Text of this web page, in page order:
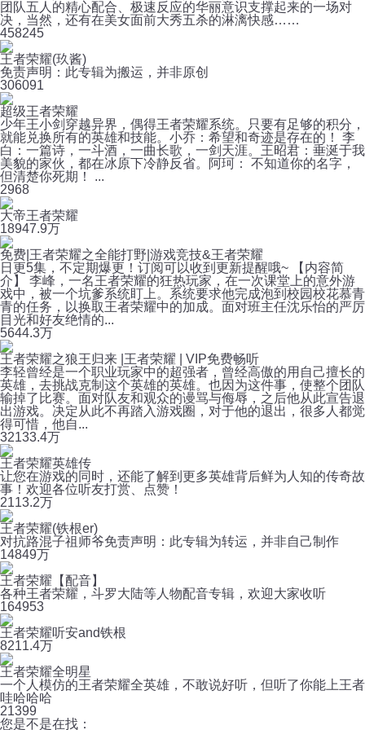
团队五人的精心配合、极速反应的华丽意识支撑起来的一场对
决，当然，还有在美女面前大秀五杀的淋漓快感……
458245
王者荣耀(玖酱)
免责声明：此专辑为搬运，并非原创
306091
超级王者荣耀
少年王小剑穿越异界，偶得王者荣耀系统。只要有足够的积分，
就能兑换所有的英雄和技能。小乔：希望和奇迹是存在的！ 李
白：一篇诗，一斗酒，一曲长歌，一剑天涯。王昭君：垂涎于我
美貌的家伙，都在冰原下冷静反省。阿珂： 不知道你的名字，
但清楚你死期！ ...
2968
大帝王者荣耀
18947.9万
免费|王者荣耀之全能打野|游戏竞技&王者荣耀
日更5集，不定期爆更！订阅可以收到更新提醒哦~ 【内容简
介】 李峰，一名王者荣耀的狂热玩家，在一次课堂上的意外游
戏中，被一个坑爹系统盯上。系统要求他完成泡到校园校花慕青
青的任务，以换取王者荣耀中的加成。面对班主任沈乐怡的严厉
目光和好友绝情的...
5644.3万
王者荣耀之狼王归来 |王者荣耀 | VIP免费畅听
李轻曾经是一个职业玩家中的超强者，曾经高傲的用自己擅长的
英雄，去挑战克制这个英雄的英雄。也因为这件事，使整个团队
输掉了比赛。面对队友和观众的谩骂与侮辱，之后他从此宣告退
出游戏。决定从此不再踏入游戏圈，对于他的退出，很多人都觉
得可惜，他自...
32133.4万
王者荣耀英雄传
让您在游戏的同时，还能了解到更多英雄背后鲜为人知的传奇故
事！欢迎各位听友打赏、点赞！
2113.2万
王者荣耀(铁根er)
对抗路混子祖师爷免责声明：此专辑为转运，并非自己制作
14849万
王者荣耀【配音】
各种王者荣耀，斗罗大陆等人物配音专辑，欢迎大家收听
164953
王者荣耀听安and铁根
8211.4万
王者荣耀全明星
一个人模仿的王者荣耀全英雄，不敢说好听，但听了你能上王者
哇哈哈哈
21399
您是不是在找：